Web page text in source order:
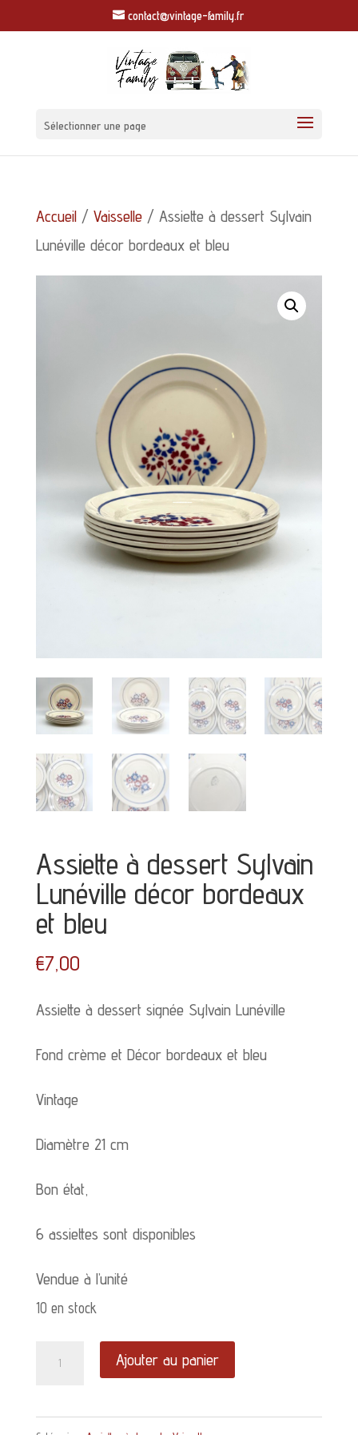
contact@vintage-family.fr
Sélectionner une page
Accueil/ Vaisselle/ Assiette à dessert Sylvain
Lunéville décor bordeaux et bleu
Assiette à dessert Sylvain
Lunéville décor bordeaux
et bleu
€7,00
Assiette à dessert signée Sylvain Lunéville
Fond crème et Décor bordeaux et bleu
Vintage
Diamètre 21 cm
Bon état,
6 assiettes sont disponibles
Vendue à l’unité
10 en stock
quantité
Assiette
Ajouter au panier